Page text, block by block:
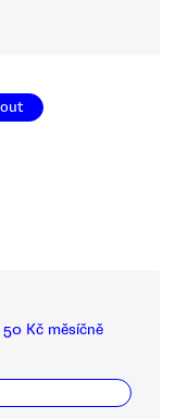
Kč měsíčně